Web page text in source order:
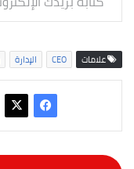
علامات CEO الإدارة